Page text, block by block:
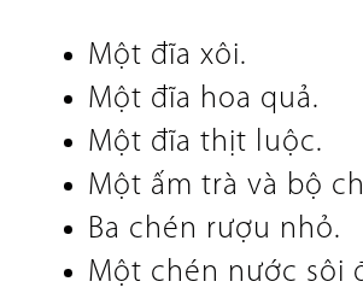
Một đĩa xôi.
Một đĩa hoa quả.
Một đĩa thịt luộc.
Một ấm trà và bộ
Ba chén rượu nhỏ.
Một chén nước sôi